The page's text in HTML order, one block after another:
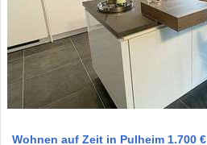
Wohnen auf Zeit in Pulheim 1.700 €